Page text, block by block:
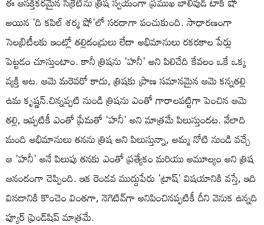
అయిన 'ది కపిల్ శర్మ షో'లో సరదాగా పంచుకుంది. సాధారణంగా
సెలబ్రిటీలకు ఇంట్లో తల్లిదండ్రులు లేదా అభిమానులు రకరకాల పేర్లు
పెట్టడం చూస్తుంటాం. కానీ త్రిషను 'హనీ' అని పిలిచేది కేవలం ఒకే ఒక్క
వ్యక్తి అట. ఆమె మరెవరో కాదు, త్రిషకు ప్రాణ సమానమైన ఆమె కన్నతల్లి
ఉమ కృష్ణన్.చిన్నప్పటి నుండి త్రిషను ఎంతో గారాలపట్టిగా పెంచిన ఆమె
తల్లి, ఇప్పటికీ ఎంతో ప్రేమతో 'హనీ' అని మాత్రమే పిలుస్తుందట. వేలాది
మంది అభిమానులు తనను త్రిష అని పిలుస్తున్నా, అమ్మ నోటి నుండి వచ్చే
ఆ 'హనీ' అనే పిలుపు తనకు ఎంతో ప్రత్యేకం మరియు అమూల్యం అని త్రిష
ఆనందంగా చెప్పింది. ఇక రెండవ ముద్దుపేరు 'ట్రాష్' విషయానికి వస్తే, ఇది
వినడానికి కొంచెం వింతగా, నెగెటివ్‌గా అనిపించినప్పటికీ దీని వెనుక ఉన్నది
ప్యూర్ ఫ్రెండ్‌షిప్ మాత్రమే.